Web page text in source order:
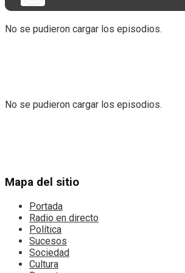
View All Result
No se pudieron cargar los episodios.
No se pudieron cargar los episodios.
Mapa del sitio
Portada
Radio en directo
Política
Sucesos
Sociedad
Cultura